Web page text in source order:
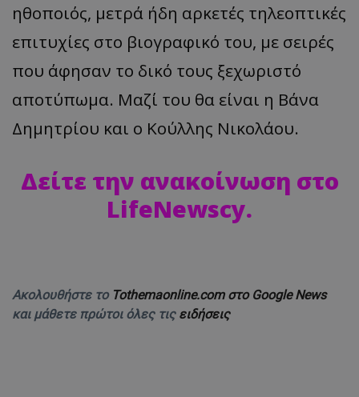
ηθοποιός, μετρά ήδη αρκετές τηλεοπτικές
επιτυχίες στο βιογραφικό του, με σειρές
που άφησαν το δικό τους ξεχωριστό
αποτύπωμα. Μαζί του θα είναι η Βάνα
Δημητρίου και ο Κούλλης Νικολάου.
Δείτε την ανακοίνωση στο
LifeNewscy.
Ακολουθήστε το Tothemaonline.com στο Google News
και μάθετε πρώτοι όλες τις ειδήσεις